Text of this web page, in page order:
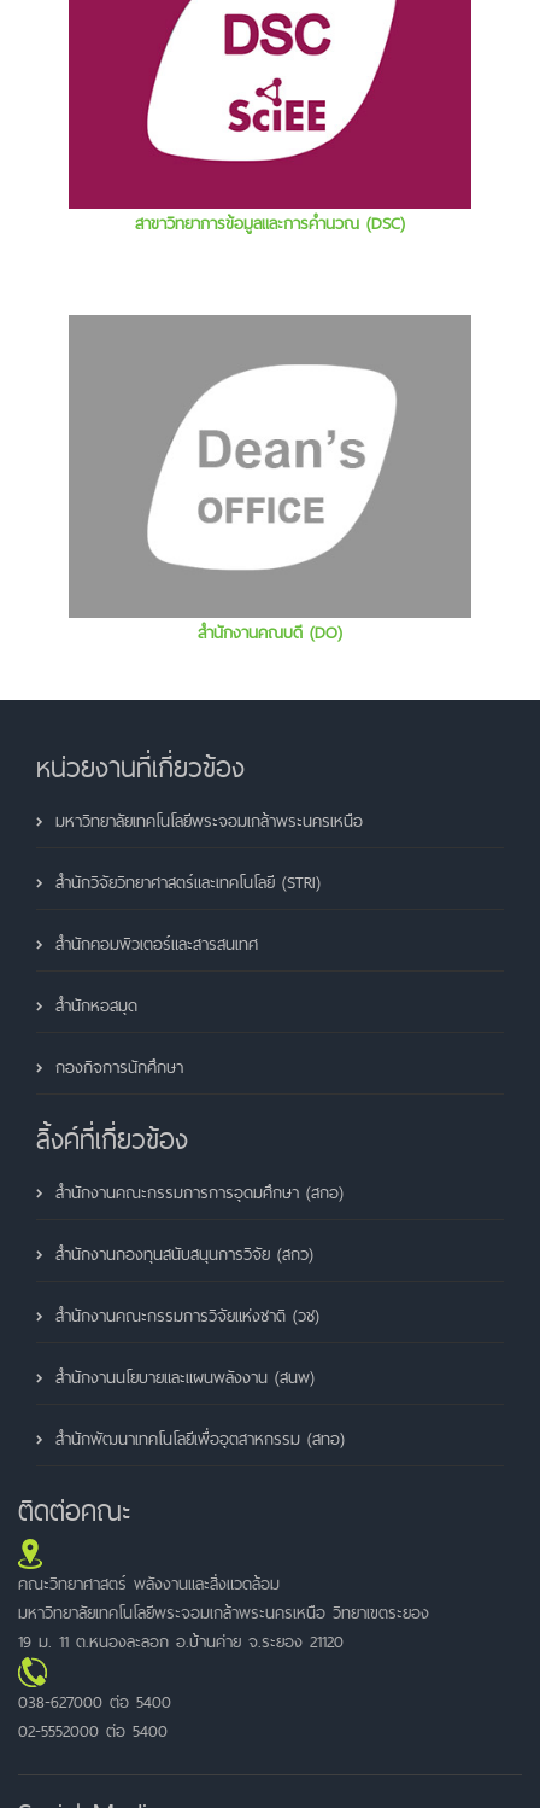
สาขาวิทยาการข้อมูลและการคำนวณ (DSC)
สำนักงานคณบดี (DO)
หน่วยงานที่เกี่ยวข้อง
มหาวิทยาลัยเทคโนโลยีพระจอมเกล้าพระนครเหนือ
สำนักวิจัยวิทยาศาสตร์และเทคโนโลยี (STRI)
สำนักคอมพิวเตอร์และสารสนเทศ
สำนักหอสมุด
กองกิจการนักศึกษา
ลิ้งค์ที่เกี่ยวข้อง
สำนักงานคณะกรรมการการอุดมศึกษา (สกอ)
สำนักงานกองทุนสนับสนุนการวิจัย (สกว)
สำนักงานคณะกรรมการวิจัยแห่งชาติ (วช)
สำนักงานนโยบายและแผนพลังงาน (สนพ)
สำนักพัฒนาเทคโนโลยีเพื่ออุตสาหกรรม (สทอ)
ติดต่อคณะ
คณะวิทยาศาสตร์ พลังงานและสิ่งแวดล้อม
มหาวิทยาลัยเทคโนโลยีพระจอมเกล้าพระนครเหนือ วิทยาเขตระยอง
19 ม. 11 ต.หนองละลอก อ.บ้านค่าย จ.ระยอง 21120
038-627000 ต่อ 5400
02-5552000 ต่อ 5400